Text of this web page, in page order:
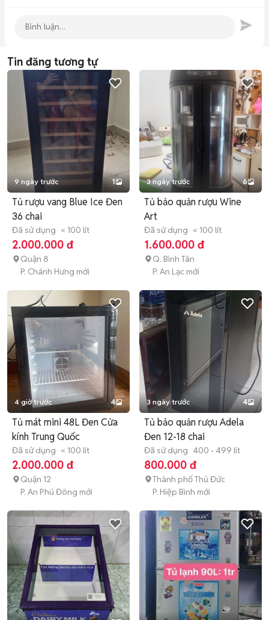
Tin đăng tương tự
9 ngày trước 1
Tủ rượu vang Blue Ice Đen
36 chai
Đã sử dụng < 100 lít
2.000.000 đ
Quận 8
P. Chánh Hưng mới
3 ngày trước 6
Tủ bảo quản rượu Wine
Art
Đã sử dụng < 100 lít
1.600.000 đ
Q. Bình Tân
P. An Lạc mới
4 giờ trước 4
Tủ mát mini 48L Đen Cửa
kính Trung Quốc
Đã sử dụng < 100 lít
2.000.000 đ
Quận 12
P. An Phú Đông mới
3 ngày trước 4
Tủ bảo quản rượu Adela
Đen 12-18 chai
Đã sử dụng 400 - 499 lít
800.000 đ
Thành phố Thủ Đức
P. Hiệp Bình mới